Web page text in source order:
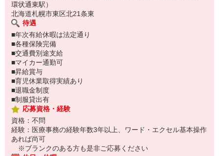
環状通東駅）
北海道札幌市東区北21条東
待遇
■年次有給休暇は法定通り
■各種保険完備
■交通費別途支給
■マイカー通勤可
■昇給賞与
■育児休業取得実績あり
■退職金制度
■制服貸出有
応募資格・経験
資格：不問
経験：医療事務の経験年数3年以上、ワード・エクセル基本操作
あれば尚可
※ブランクのある方も是非ご応募ください